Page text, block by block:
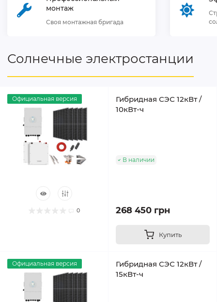
монтаж
Своя монтажная бригада
Солнечные электростанции
Официальная версия
0
Гибридная СЭС 12кВт /
10кВт-ч
В наличии
268 450 грн
Купить
Официальная версия
Гибридная СЭС 12кВт /
15кВт-ч